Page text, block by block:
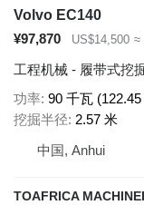
Volvo EC140
¥97,870
US$14,500 ≈
工程机械 - 履带式挖
功率 90 千瓦
挖掘半径 2.57 米
中国, Anhui
TOAFRICA